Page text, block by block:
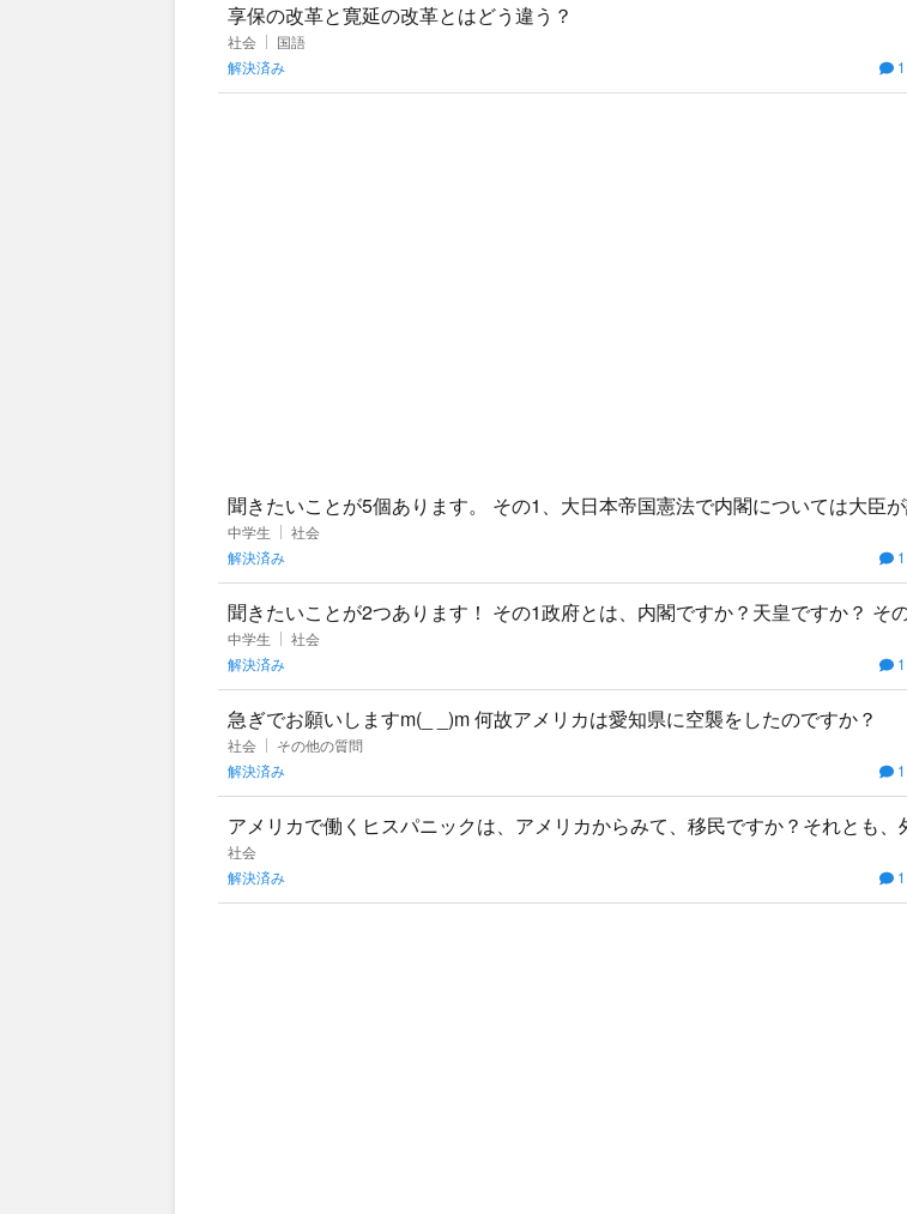
享保の改革と寛延の改革とはどう違う？
社会
国語
解決済み
1
聞きたいことが5個あります。 その1、大日本帝国憲法で内閣については大臣
なく天皇に対して個々に責任を負うとはど
中学生
社会
解決済み
1
聞きたいことが2つあります！ その1政府とは、内閣ですか？天皇ですか？ そ
は議会にあるものですか？ 明治の勉強
中学生
社会
解決済み
1
急ぎでお願いしますm(_ _)m 何故アメリカは愛知県に空襲をしたのですか？
社会
その他の質問
解決済み
1
アメリカで働くヒスパニックは、アメリカからみて、移民ですか？それとも、
者ですか？
社会
解決済み
1